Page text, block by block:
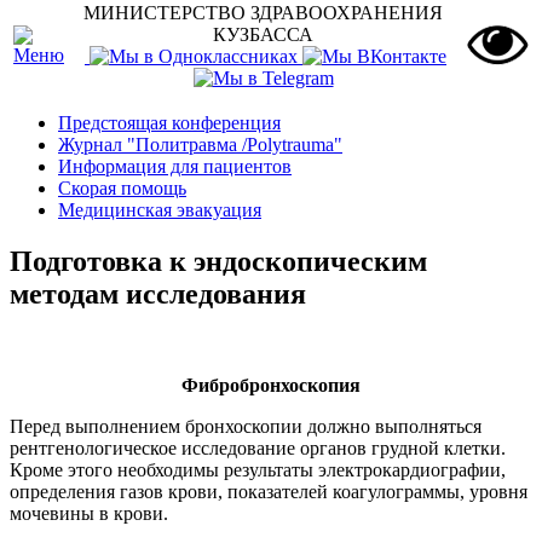
МИНИСТЕРСТВО ЗДРАВООХРАНЕНИЯ
КУЗБАССА
Предстоящая конференция
Журнал "Политравма /Polytrauma"
Информация для пациентов
Скорая помощь
Медицинская эвакуация
Подготовка к эндоскопическим
методам исследования
Фибробронхоскопия
Перед выполнением бронхоскопии должно выполняться
рентгенологическое исследование органов грудной клетки.
Кроме этого необходимы результаты электрокардиографии,
определения газов крови, показателей коагулограммы, уровня
мочевины в крови.